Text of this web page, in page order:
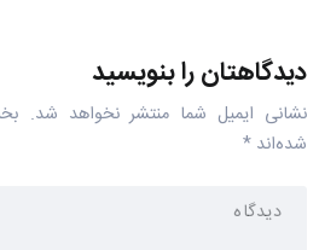
دیدگاهتان را بنویسید
نشانی ایمیل شما منتشر نخواهد شد.
شده‌اند *